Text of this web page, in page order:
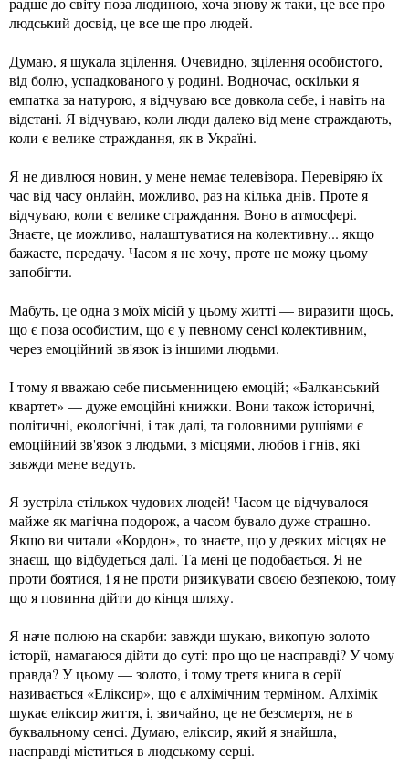
людський досвід, це все ще про людей.
Думаю, я шукала зцілення. Очевидно, зцілення особистого,
від болю, успадкованого у родині. Водночас, оскільки я
емпатка за натурою, я відчуваю все довкола себе, і навіть на
відстані. Я відчуваю, коли люди далеко від мене страждають,
коли є велике страждання, як в Україні.
Я не дивлюся новин, у мене немає телевізора. Перевіряю їх
час від часу онлайн, можливо, раз на кілька днів. Проте я
відчуваю, коли є велике страждання. Воно в атмосфері.
Знаєте, це можливо, налаштуватися на колективну... якщо
бажаєте, передачу. Часом я не хочу, проте не можу цьому
запобігти.
Мабуть, це одна з моїх місій у цьому житті — виразити щось,
що є поза особистим, що є у певному сенсі колективним,
через емоційний зв'язок із іншими людьми.
І тому я вважаю себе письменницею емоцій; «Балканський
квартет» — дуже емоційні книжки. Вони також історичні,
політичні, екологічні, і так далі, та головними рушіями є
емоційний зв'язок з людьми, з місцями, любов і гнів, які
завжди мене ведуть.
Я зустріла стількох чудових людей! Часом це відчувалося
майже як магічна подорож, а часом бувало дуже страшно.
Якщо ви читали «Кордон», то знаєте, що у деяких місцях не
знаєш, що відбудеться далі. Та мені це подобається. Я не
проти боятися, і я не проти ризикувати своєю безпекою, тому
що я повинна дійти до кінця шляху.
Я наче полюю на скарби: завжди шукаю, викопую золото
історії, намагаюся дійти до суті: про що це насправді? У чому
правда? У цьому — золото, і тому третя книга в серії
називається «Еліксир», що є алхімічним терміном. Алхімік
шукає еліксир життя, і, звичайно, це не безсмертя, не в
буквальному сенсі. Думаю, еліксир, який я знайшла,
насправді міститься в людському серці.